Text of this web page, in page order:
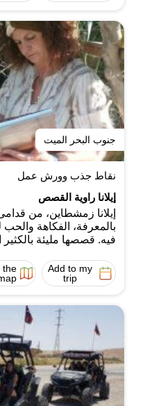
جنوب البحر الميت
نقاط جذب وورش عمل
إيلانا راوية القصص
إيلانا زمشطاين، من
بالمعرفة، الفكاهة
فيه. قصصها مليئة بالكثير
Add to my
trip
the